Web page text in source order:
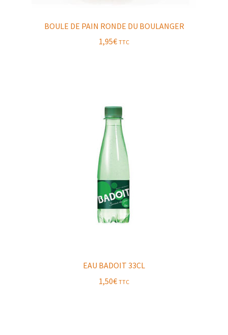
BOULE DE PAIN RONDE DU BOULANGER
1,95€ TTC
EAU BADOIT 33CL
1,50€ TTC